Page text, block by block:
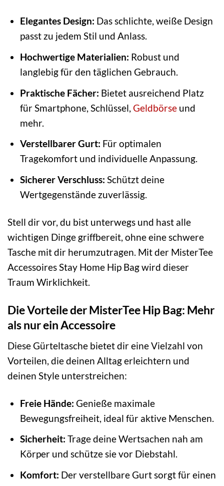
Elegantes Design: Das schlichte, weiße Design
passt zu jedem Stil und Anlass.
Hochwertige Materialien: Robust und
langlebig für den täglichen Gebrauch.
Praktische Fächer: Bietet ausreichend Platz
für Smartphone, Schlüssel,Geldbörse und
mehr.
Verstellbarer Gurt: Für optimalen
Tragekomfort und individuelle Anpassung.
Sicherer Verschluss: Schützt deine
Wertgegenstände zuverlässig.
Stell dir vor, du bist unterwegs und hast alle
wichtigen Dinge griffbereit, ohne eine schwere
Tasche mit dir herumzutragen. Mit der MisterTee
Accessoires Stay Home Hip Bag wird dieser
Traum Wirklichkeit.
Die Vorteile der MisterTee Hip Bag: Mehr
als nur ein Accessoire
Diese Gürteltasche bietet dir eine Vielzahl von
Vorteilen, die deinen Alltag erleichtern und
deinen Style unterstreichen:
Freie Hände: Genieße maximale
Bewegungsfreiheit, ideal für aktive Menschen.
Sicherheit: Trage deine Wertsachen nah am
Körper und schütze sie vor Diebstahl.
Komfort: Der verstellbare Gurt sorgt für einen